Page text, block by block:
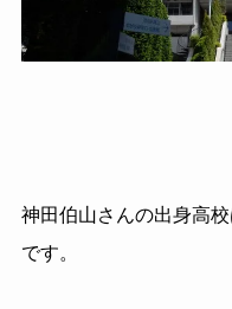
神田伯山さんの出身高
です。